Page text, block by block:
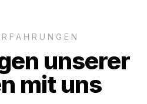
unserer
mit uns